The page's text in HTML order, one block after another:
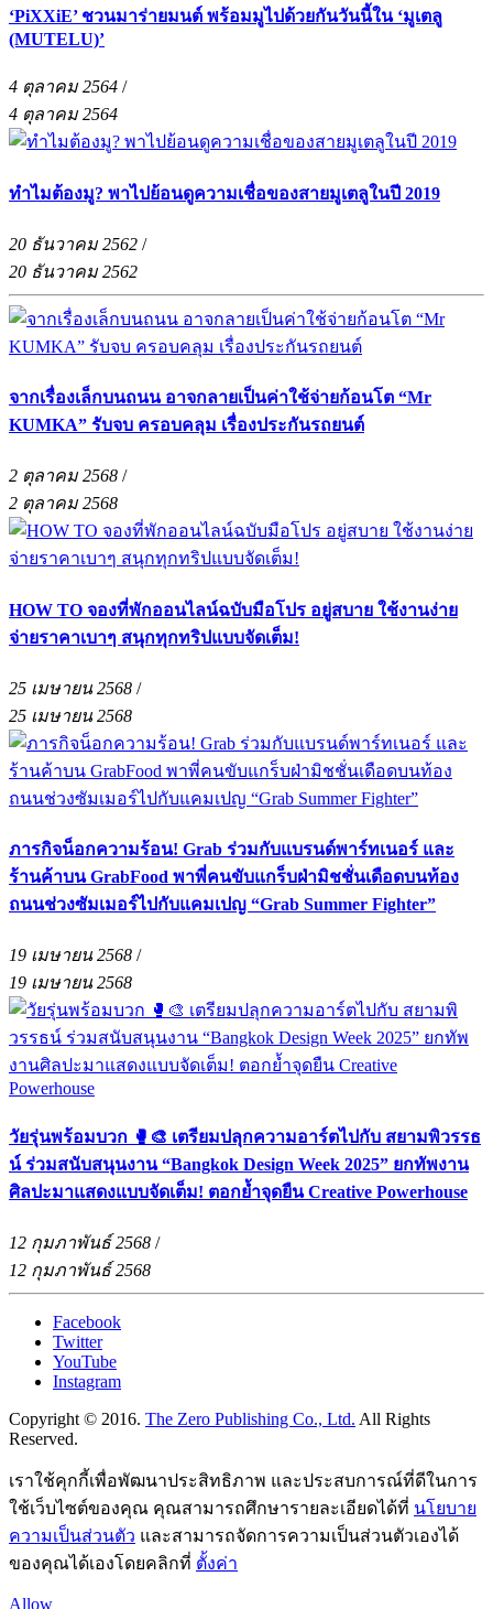
‘PiXXiE’ ชวนมาร่ายมนต์ พร้อมมูไปด้วยกันวันนี้ใน ‘มูเตลู
(MUTELU)’
4 ตุลาคม 2564 /
4 ตุลาคม 2564
ทำไมต้องมู? พาไปย้อนดูความเชื่อของสายมูเตลูในปี 2019
20 ธันวาคม 2562 /
20 ธันวาคม 2562
จากเรื่องเล็กบนถนน อาจกลายเป็นค่าใช้จ่ายก้อนโต “Mr
KUMKA” รับจบ ครอบคลุม เรื่องประกันรถยนต์
2 ตุลาคม 2568 /
2 ตุลาคม 2568
HOW TO จองที่พักออนไลน์ฉบับมือโปร อยู่สบาย ใช้งานง่าย
จ่ายราคาเบาๆ สนุกทุกทริปแบบจัดเต็ม!
25 เมษายน 2568 /
25 เมษายน 2568
ภารกิจน็อกความร้อน! Grab ร่วมกับแบรนด์พาร์ทเนอร์ และ
ร้านค้าบน GrabFood พาพี่คนขับแกร็บฝ่ามิชชั่นเดือดบนท้อง
ถนนช่วงซัมเมอร์ไปกับแคมเปญ “Grab Summer Fighter”
19 เมษายน 2568 /
19 เมษายน 2568
วัยรุ่นพร้อมบวก 🥊🎨 เตรียมปลุกความอาร์ตไปกับ สยามพิวรรธ
น์ ร่วมสนับสนุนงาน “Bangkok Design Week 2025” ยกทัพงาน
ศิลปะมาแสดงแบบจัดเต็ม! ตอกย้ำจุดยืน Creative Powerhouse
12 กุมภาพันธ์ 2568 /
12 กุมภาพันธ์ 2568
Facebook
Twitter
YouTube
Instagram
Copyright © 2016. The Zero Publishing Co., Ltd. All Rights
Reserved.
เราใช้คุกกี้เพื่อพัฒนาประสิทธิภาพ และประสบการณ์ที่ดีในการ
ใช้เว็บไซต์ของคุณ คุณสามารถศึกษารายละเอียดได้ที่ นโยบาย
ความเป็นส่วนตัว และสามารถจัดการความเป็นส่วนตัวเองได้
ของคุณได้เองโดยคลิกที่ ตั้งค่า
Allow